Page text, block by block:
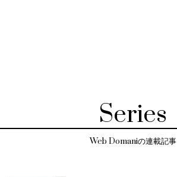
Series
Web Domaniの連載記事